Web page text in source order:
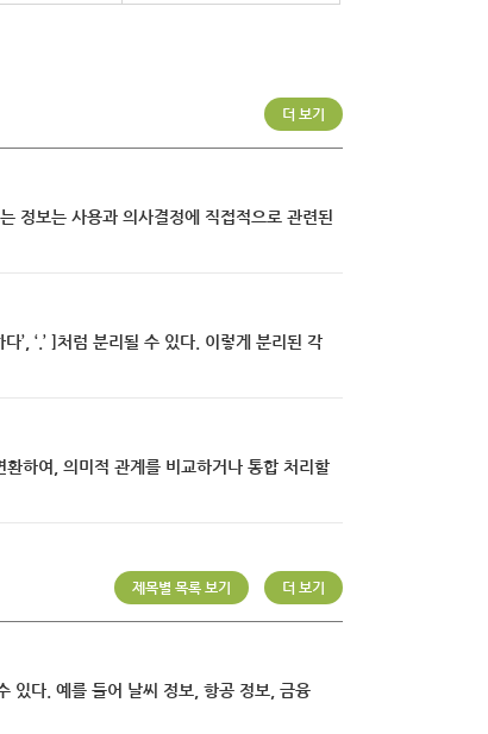
더 보기
정보는 사용과 의사결정에 직접적으로 관련된
하다’, ‘.’ ]처럼 분리될 수 있다. 이렇게 분리된 각
하여, 의미적 관계를 비교하거나 통합 처리할
더 보기
제목별 목록 보기
있다. 예를 들어 날씨 정보, 항공 정보, 금융